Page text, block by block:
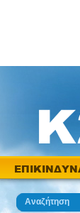
Αναζήτηση